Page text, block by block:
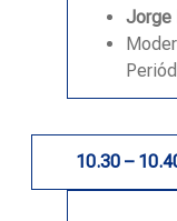
Jorge
10.30 –